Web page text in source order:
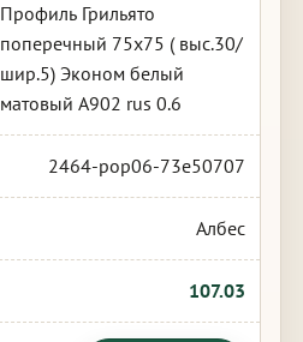
Профиль Грильято
поперечный 75х75 ( выс.30/
шир.5) Эконом белый
матовый А902 rus 0.6
2464-pop06-73e50707
Албес
107.03